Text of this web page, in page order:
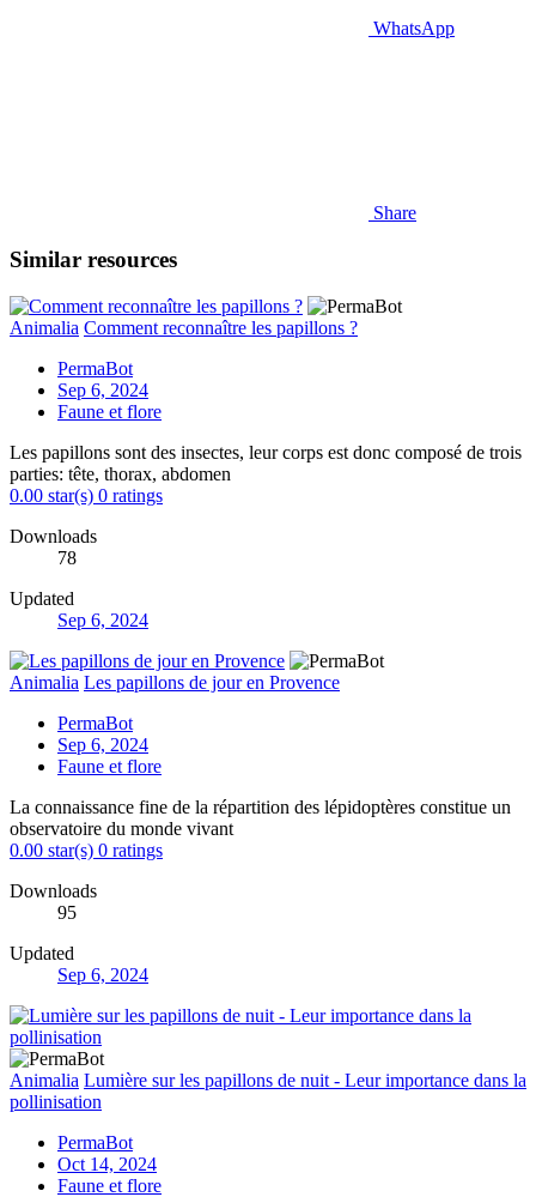
WhatsApp
Share
Similar resources
Animalia Comment reconnaître les papillons ?
PermaBot
Sep 6, 2024
Faune et flore
Les papillons sont des insectes, leur corps est donc composé de trois
parties: tête, thorax, abdomen
0.00 star(s) 0 ratings
Downloads
78
Updated
Sep 6, 2024
Animalia Les papillons de jour en Provence
PermaBot
Sep 6, 2024
Faune et flore
La connaissance fine de la répartition des lépidoptères constitue un
observatoire du monde vivant
0.00 star(s) 0 ratings
Downloads
95
Updated
Sep 6, 2024
Animalia Lumière sur les papillons de nuit - Leur importance dans la
pollinisation
PermaBot
Oct 14, 2024
Faune et flore